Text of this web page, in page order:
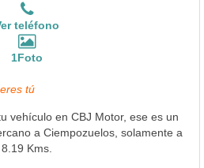
teléfono
1Foto
tú
vehículo en CBJ Motor, ese es un
a Ciempozuelos, solamente a
8.19 Kms.